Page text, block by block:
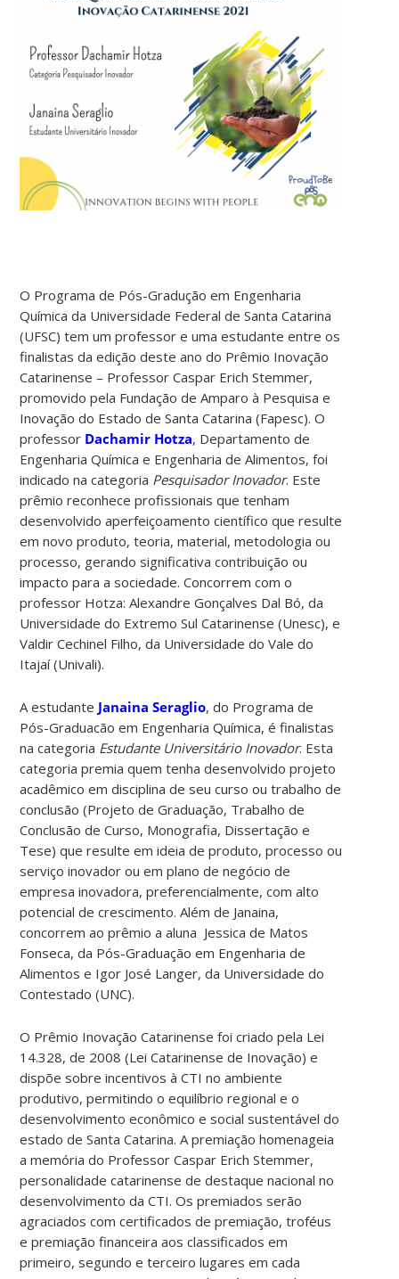
O Programa de Pós-Gradução em Engenharia
Química da Universidade Federal de Santa Catarina
(UFSC) tem um professor e uma estudante entre os
finalistas da edição deste ano do Prêmio Inovação
Catarinense – Professor Caspar Erich Stemmer,
promovido pela Fundação de Amparo à Pesquisa e
Inovação do Estado de Santa Catarina (Fapesc). O
professor Dachamir Hotza, Departamento de
Engenharia Química e Engenharia de Alimentos, foi
indicado na categoria Pesquisador Inovador. Este
prêmio reconhece profissionais que tenham
desenvolvido aperfeiçoamento científico que resulte
em novo produto, teoria, material, metodologia ou
processo, gerando significativa contribuição ou
impacto para a sociedade. Concorrem com o
professor Hotza: Alexandre Gonçalves Dal Bó, da
Universidade do Extremo Sul Catarinense (Unesc), e
Valdir Cechinel Filho, da Universidade do Vale do
Itajaí (Univali).
A estudante Janaina Seraglio, do Programa de
Pós-Graduacão em Engenharia Química, é finalistas
na categoria Estudante Universitário Inovador. Esta
categoria premia quem tenha desenvolvido projeto
acadêmico em disciplina de seu curso ou trabalho de
conclusão (Projeto de Graduação, Trabalho de
Conclusão de Curso, Monografia, Dissertação e
Tese) que resulte em ideia de produto, processo ou
serviço inovador ou em plano de negócio de
empresa inovadora, preferencialmente, com alto
potencial de crescimento. Além de Janaina,
concorrem ao prêmio a aluna Jessica de Matos
Fonseca, da Pós-Graduação em Engenharia de
Alimentos e Igor José Langer, da Universidade do
Contestado (UNC).
O Prêmio Inovação Catarinense foi criado pela Lei
14.328, de 2008 (Lei Catarinense de Inovação) e
dispõe sobre incentivos à CTI no ambiente
produtivo, permitindo o equilíbrio regional e o
desenvolvimento econômico e social sustentável do
estado de Santa Catarina. A premiação homenageia
a memória do Professor Caspar Erich Stemmer,
personalidade catarinense de destaque nacional no
desenvolvimento da CTI. Os premiados serão
agraciados com certificados de premiação, troféus
e premiação financeira aos classificados em
primeiro, segundo e terceiro lugares em cada